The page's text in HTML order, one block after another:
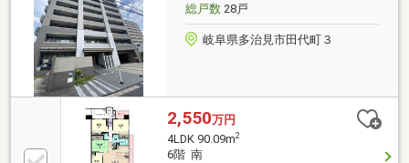
総戸数28戸
岐阜県多治見市田代町３
2,550万円
4LDK 90.09m2
6階 南